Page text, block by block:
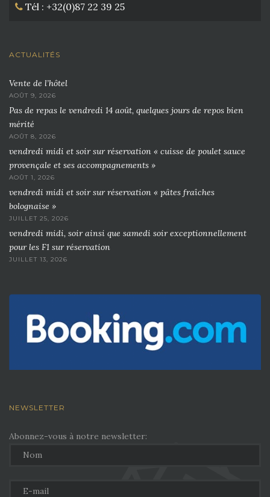
Tél : +32(0)87 22 39 25
ACTUALITÉS
Vente de l’hôtel
AOÛT 9, 2026
Pas de repas le vendredi 14 août, quelques jours de repos bien
mérité
AOÛT 8, 2026
vendredi midi et soir sur réservation « cuisse de poulet sauce
provençale et ses accompagnements »
AOÛT 1, 2026
vendredi midi et soir sur réservation « pâtes fraîches
bolognaise »
JUILLET 25, 2026
vendredi midi, soir ainsi que samedi soir exceptionnellement
pour les F1 sur réservation
JUILLET 13, 2026
NEWSLETTER
Abonnez-vous à notre newsletter: